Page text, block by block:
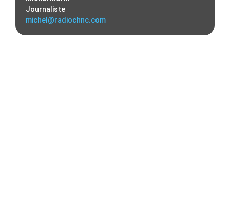
Journaliste
michel@radiochnc.com